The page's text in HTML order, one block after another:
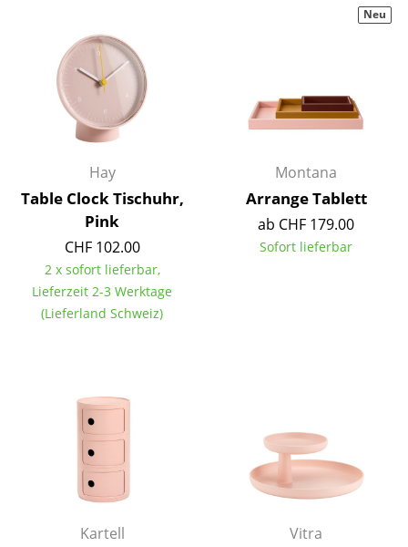
Kinderstühle
Schaukelstühle
Bürodrehstühle
Konferenzstühle
Bürosessel
Einzelteile
... alle Sitzmöbel
Tische
Couchtische
Schreibtische
Sekretäre & PC-Tische
Hay
Table Clock Tischuhr,
Pink
CHF 102.00
2 x sofort lieferbar,
Lieferzeit 2-3 Werktage
(Lieferland Schweiz)
Montana
Arrange Tablett
ab CHF 179.00
Sofort lieferbar
Neu
Kartell Vitra